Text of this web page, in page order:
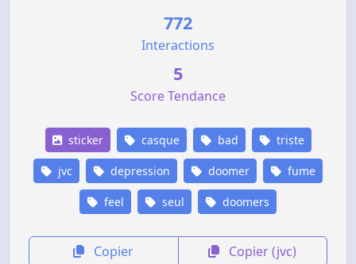
772
Interactions
5
Score Tendance
sticker casque bad triste
jvc depression doomer fume
feel seul doomers
Copier Copier (jvc)